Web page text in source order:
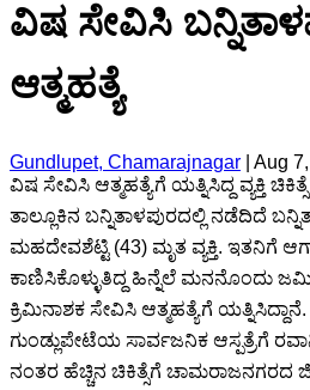
ವಿಷ‌ ಸೇವಿಸಿ
ಆತ್ಮಹತ್ಯೆ
Gundlupet, Chamarajnagar
Aug
ವಿಷ ಸೇವಿಸಿ ಆತ್ಮಹತ್ಯೆಗೆ ಯತ್ನಿಸಿದ್ದ ವ್ಯಕ್ತಿ
ತಾಲ್ಲೂಕಿನ ಬನ್ನಿತಾಳಪುರದಲ್ಲಿ ನಡೆದಿದೆ
ಮಹದೇವಶೆಟ್ಟಿ (43) ಮೃತ ವ್ಯಕ್ತಿ. ಇತನಿಗೆ
‌ಕಾಣಿಸಿಕೊಳ್ಳುತಿದ್ದ ಹಿನ್ನೆಲೆ ಮನನೊಂದು
ಕ್ರಿಮಿನಾಶಕ ‌ಸೇವಿಸಿ ಆತ್ಮಹತ್ಯೆಗೆ
ಗುಂಡ್ಲುಪೇಟೆಯ ಸಾರ್ವಜನಿಕ ಆಸ್ಪತ್ರೆಗೆ
ನಂತರ ಹೆಚ್ಚಿನ ಚಿಕಿತ್ಸೆಗೆ ಚಾಮರಾಜನಗರದ